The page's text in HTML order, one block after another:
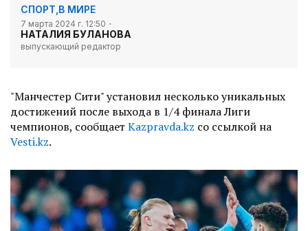
СПОРТ В МИРЕ
7 марта 2024 г. 12:50
НАТАЛИЯ БУЛАНОВА
выпускающий редактор
"Манчестер Сити" установил несколько уникальных
достижений после выхода в 1/4 финала Лиги
чемпионов, сообщает Kazpravda.kz со ссылкой на
Vesti.kz.